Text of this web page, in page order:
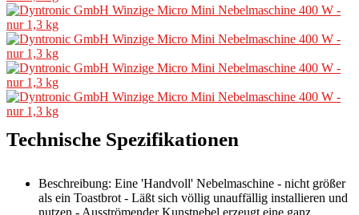
Technische Spezifikationen
Beschreibung: Eine 'Handvoll' Nebelmaschine - nicht größer
als ein Toastbrot - Läßt sich völlig unauffällig installieren und
nutzen - Ausströmender Kunstnebel erzeugt eine ganz